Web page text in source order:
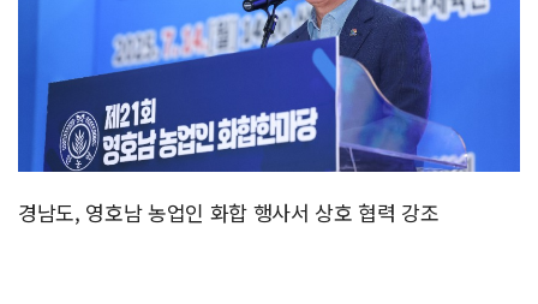
경남도, 영호남 농업인 화합 행사서 상호 협력 강조